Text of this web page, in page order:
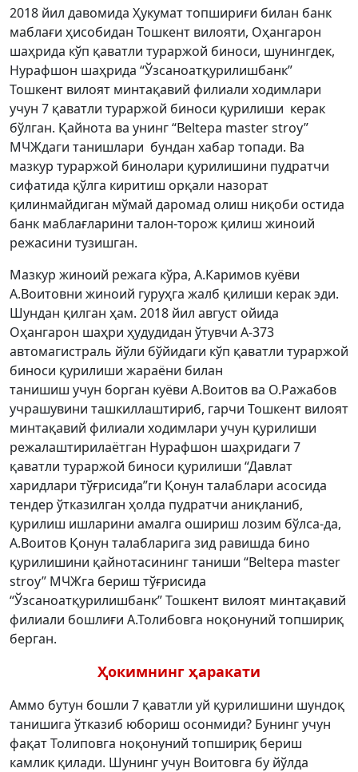
2018 йил давомида Ҳукумат топшириғи билан банк
маблағи ҳисобидан Тошкент вилояти, Оҳангарон
шаҳрида кўп қаватли тураржой биноси, шунингдек,
Нурафшон шаҳрида “Ўзсаноатқурилишбанк”
Тошкент вилоят минтақавий филиали ходимлари
учун 7 қаватли тураржой биноси қурилиши керак
бўлган. Қайнота ва унинг “Beltepa master stroy”
МЧЖдаги танишлари бундан хабар топади. Ва
мазкур тураржой бинолари қурилишини пудратчи
сифатида қўлга киритиш орқали назорат
қилинмайдиган мўмай даромад олиш ниқоби остида
банк маблағларини талон-торож қилиш жиноий
режасини тузишган.
Мазкур жиноий режага кўра, А.Каримов куёви
А.Воитовни жиноий гуруҳга жалб қилиши керак эди.
Шундан қилган ҳам. 2018 йил август ойида
Оҳангарон шаҳри ҳудудидан ўтувчи А-373
автомагистраль йўли бўйидаги кўп қаватли тураржой
биноси қурилиши жараёни билан
танишиш учун борган куёви А.Воитов ва О.Ражабов
учрашувини ташкиллаштириб, гарчи Тошкент вилоят
минтақавий филиали ходимлари учун қурилиши
режалаштирилаётган Нурафшон шаҳридаги 7
қаватли тураржой биноси қурилиши “Давлат
харидлари тўғрисида”ги Қонун талаблари асосида
тендер ўтказилган ҳолда пудратчи аниқланиб,
қурилиш ишларини амалга ошириш лозим бўлса-да,
А.Воитов Қонун талабларига зид равишда бино
қурилишини қайнотасининг таниши “Beltepa master
stroy” МЧЖга бериш тўғрисида
“Ўзсаноатқурилишбанк” Тошкент вилоят минтақавий
филиали бошлиғи А.Толибовга ноқонуний топшириқ
берган.
Ҳокимнинг ҳаракати
Аммо бутун бошли 7 қаватли уй қурилишини шундоқ
танишига ўтказиб юбориш осонмиди? Бунинг учун
фақат Толиповга ноқонуний топшириқ бериш
камлик қилади. Шунинг учун Воитовга бу йўлда